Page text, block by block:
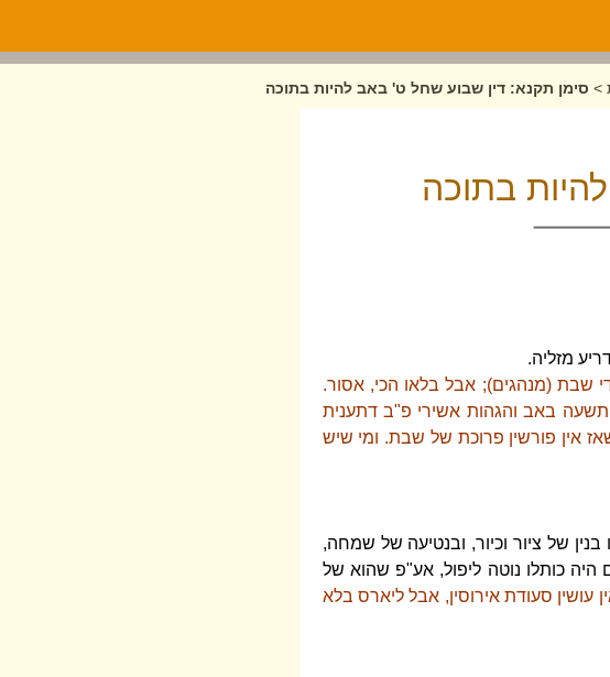
> סימן תקנא: דין שבוע שחל ט' באב להיות בתוכה
בתוכה
מזליה.
שבת (מנהגים); אבל בלאו הכי, אסור.
תשעה באב והגהות אשירי פ"ב דתענית
אין פורשין פרוכת של שבת. ומי שיש
של ציור וכיור, ובנטיעה של שמחה,
היה כותלו נוטה ליפול, אע"פ שהוא של
עושין סעודת אירוסין, אבל ליארס בלא